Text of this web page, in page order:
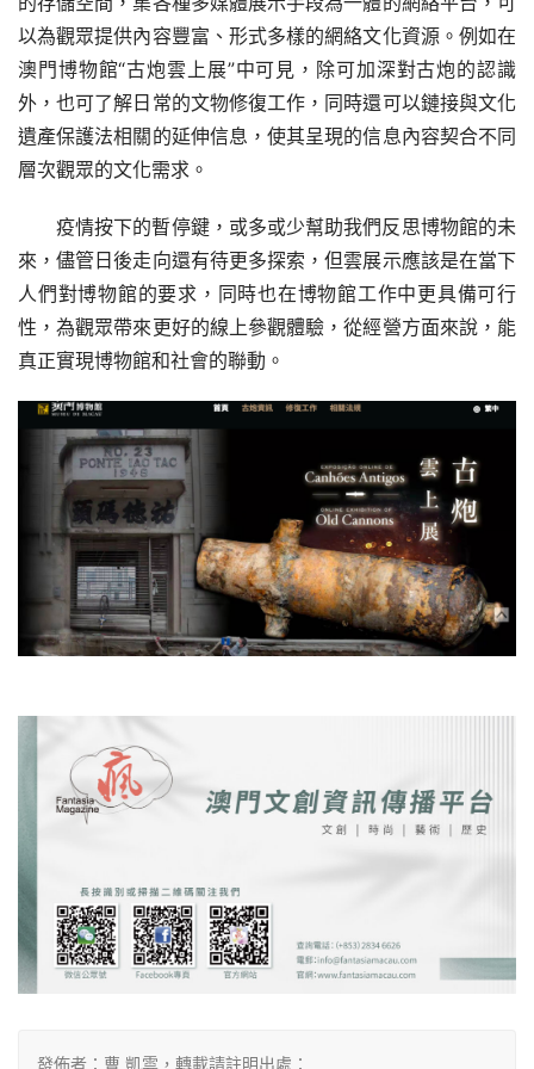
以為觀眾提供內容豐富、形式多樣的網絡文化資源。例如在
澳門博物館“古炮雲上展”中可見，除可加深對古炮的認識
外，也可了解日常的文物修復工作，同時還可以鏈接與文化
遺產保護法相關的延伸信息，使其呈現的信息內容契合不同
層次觀眾的文化需求。
疫情按下的暫停鍵，或多或少幫助我們反思博物館的未
來，儘管日後走向還有待更多探索，但雲展示應該是在當下
人們對博物館的要求，同時也在博物館工作中更具備可行
性，為觀眾帶來更好的線上參觀體驗，從經營方面來說，能
真正實現博物館和社會的聯動。
發佈者：曹 凱雲，轉載請註明出處：